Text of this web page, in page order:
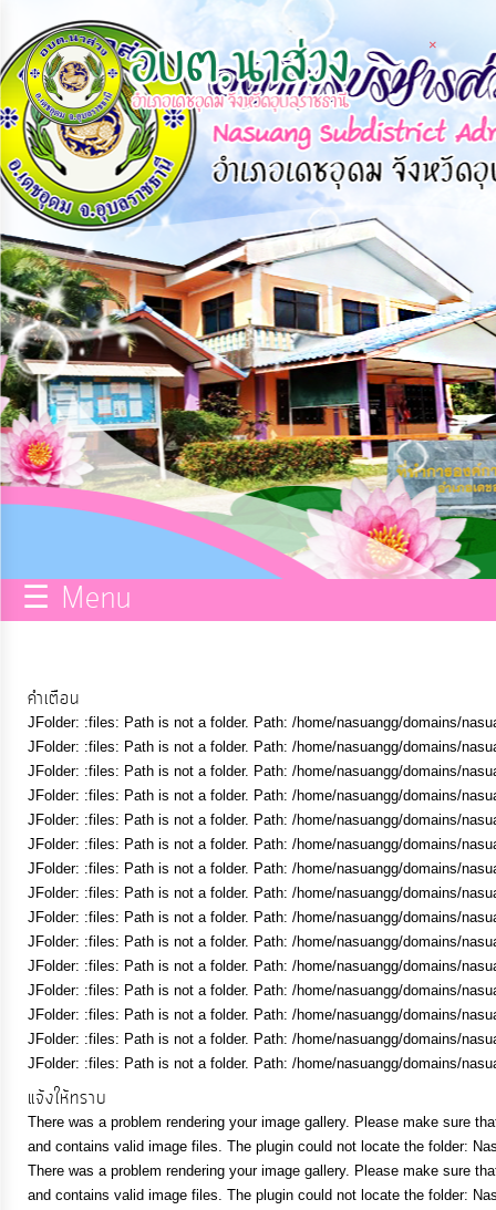
หน้า
หลัก
ข้อมูล
พื้น
ฐาน
บุคลากร
แผน
ยุทธศาสตร์
ข่าวสาร
ITA
e-
Service
Q&A
การ
จัดการ
ความ
รู้
การ
ดำเนิน
งาน
☰ Menu
×
คำเตือน
JFolder: :files: Path is not a folder. Path: /home/nasuangg/domains/
JFolder: :files: Path is not a folder. Path: /home/nasuangg/domains/
JFolder: :files: Path is not a folder. Path: /home/nasuangg/domains/
JFolder: :files: Path is not a folder. Path: /home/nasuangg/domains/
JFolder: :files: Path is not a folder. Path: /home/nasuangg/domains/
JFolder: :files: Path is not a folder. Path: /home/nasuangg/domains/
JFolder: :files: Path is not a folder. Path: /home/nasuangg/domains/
JFolder: :files: Path is not a folder. Path: /home/nasuangg/domains/
JFolder: :files: Path is not a folder. Path: /home/nasuangg/domains/
JFolder: :files: Path is not a folder. Path: /home/nasuangg/domains/
JFolder: :files: Path is not a folder. Path: /home/nasuangg/domains/
JFolder: :files: Path is not a folder. Path: /home/nasuangg/domains/
JFolder: :files: Path is not a folder. Path: /home/nasuangg/domains/
JFolder: :files: Path is not a folder. Path: /home/nasuangg/domains/
JFolder: :files: Path is not a folder. Path: /home/nasuangg/domains/
×
แจ้งให้ทราบ
There was a problem rendering your image gallery. Please make sure
and contains valid image files. The plugin could not locate the folder:
There was a problem rendering your image gallery. Please make sure
and contains valid image files. The plugin could not locate the folder: